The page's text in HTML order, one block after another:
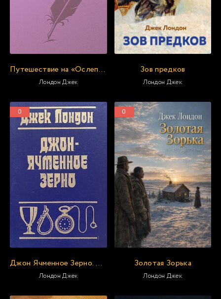
Путешествие на «Ослепительном
Лондон Джек
Зов предков
Лондон Джек
0
Джон Ячменное Зерно. Воспоминания алкоголика
Лондон Джек
0
Золотая Зорька
Лондон Джек